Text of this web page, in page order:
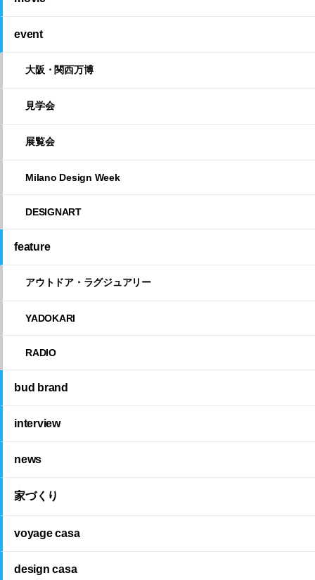
event
大阪・関西万博
見学会
展覧会
Milano Design Week
DESIGNART
feature
アウトドア・ラグジュアリー
YADOKARI
RADIO
bud brand
interview
news
家づくり
voyage casa
design casa